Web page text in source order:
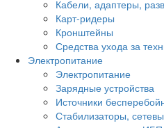
Кабели, адаптеры,
Карт-ридеры
Кронштейны
Средства ухода за
Электропитание
Электропитание
Зарядные устройства
Источники
Стабилизаторы,